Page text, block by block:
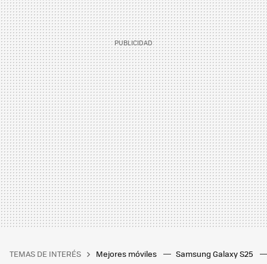
TEMAS DE INTERÉS Mejores móviles Samsung Galaxy S25